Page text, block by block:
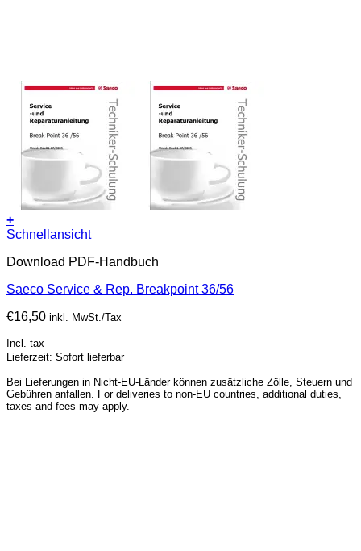
+
Schnellansicht
Download PDF-Handbuch
Saeco Service & Rep. Breakpoint 36/56
€16,50 inkl. MwSt./Tax
Incl. tax
Lieferzeit: Sofort lieferbar
Bei Lieferungen in Nicht-EU-Länder können zusätzliche Zölle, Steuern und
Gebühren anfallen. For deliveries to non-EU countries, additional duties,
taxes and fees may apply.